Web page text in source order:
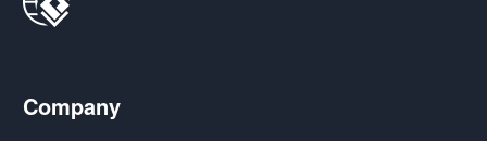
Company